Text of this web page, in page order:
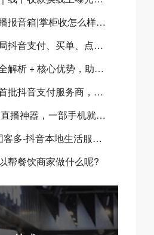
掌柜收聚合收款播报音箱|掌柜收怎么样？掌柜收聚合收款音箱有什么优势？
认真科技全面入局抖音支付、买单、点餐三大体系，共建本地生活数字化新生态
抖音买单：功能全解析 + 核心优势，助力本地商家流量与营收双增长
杭州认真科技：首批抖音支付服务商，全链路赋能本地生活商业升级
AI自播精灵-自动直播神器，一部手机就可以实现实景自动直播
团客多怎么样?团客多-抖音本地生活服务商
帮餐饮商家做什么呢?